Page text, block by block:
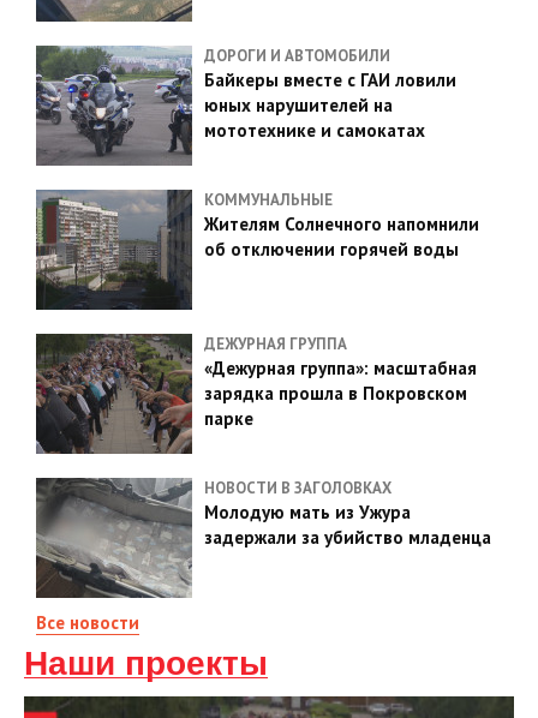
ДОРОГИ И АВТОМОБИЛИ
Байкеры вместе с ГАИ ловили
юных нарушителей на
мототехнике и самокатах
КОММУНАЛЬНЫЕ
Жителям Солнечного напомнили
об отключении горячей воды
ДЕЖУРНАЯ ГРУППА
«Дежурная группа»: масштабная
зарядка прошла в Покровском
парке
НОВОСТИ В ЗАГОЛОВКАХ
Молодую мать из Ужура
задержали за убийство младенца
Все новости
Наши проекты